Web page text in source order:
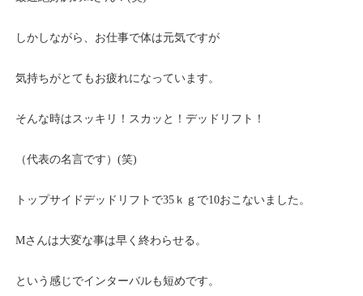
しかしながら、お仕事で体は元気ですが
気持ちがとてもお疲れになっています。
そんな時はスッキリ！スカッと！デッドリフト！
（代表の名言です）(笑)
トップサイドデッドリフトで35ｋｇで10おこないました。
Mさんは大変な事は早く終わらせる。
という感じでインターバルも短めです。